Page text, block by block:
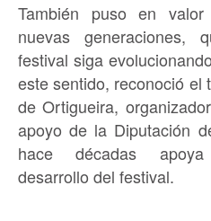
También puso en
nuevas generaciones,
festival siga
este sentido, reconoció el
de Ortigueira,
apoyo de la Diputación
hace décadas
desarrollo del festival.